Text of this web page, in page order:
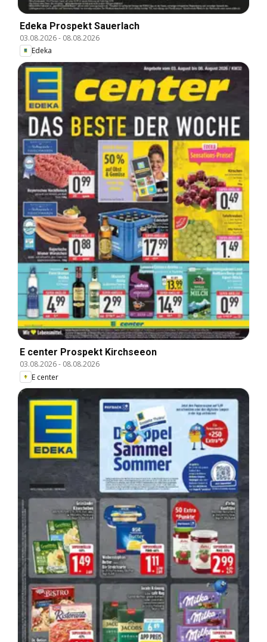
Edeka Prospekt Sauerlach
03.08.2026- 08.08.2026
Edeka
E center Prospekt Kirchseeon
03.08.2026- 08.08.2026
E center